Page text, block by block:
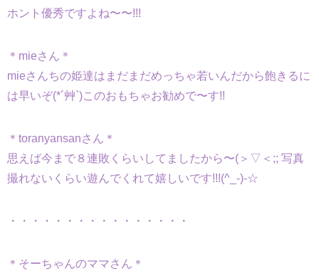
ホント優秀ですよね〜〜!!!
＊mieさん＊
mieさんちの姫達はまだまだめっちゃ若いんだから飽きるに
は早いぞ(*´艸`)このおもちゃお勧めで〜す!!
＊toranyansanさん＊
思えば今まで８連敗くらいしてましたから〜(＞▽＜;; 写真
撮れないくらい遊んでくれて嬉しいです!!!(^_-)-☆
・・・・・・・・・・・・・・・・
＊そーちゃんのママさん＊